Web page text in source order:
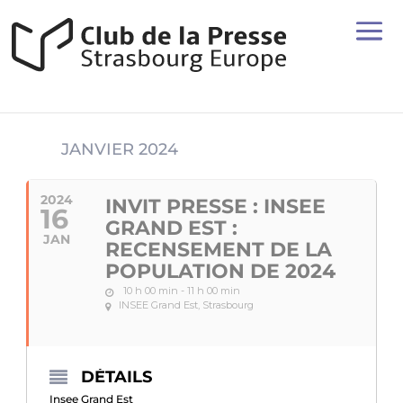
JANVIER 2024
2024
16
JAN
INVIT PRESSE : INSEE
GRAND EST :
RECENSEMENT DE LA
POPULATION DE 2024
10 h 00 min - 11 h 00 min
INSEE Grand Est, Strasbourg
DÉTAILS
Insee Grand Est